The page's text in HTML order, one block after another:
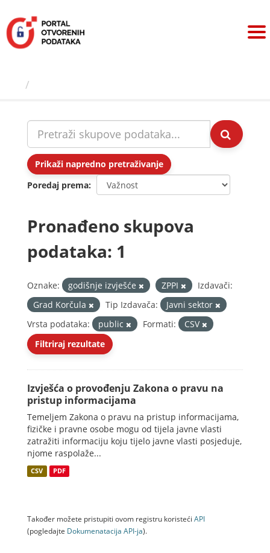
sadržaj
Prikaži napredno pretraživanje
Poredaj prema
Pronađeno skupova
podataka: 1
Oznake: godišnje izvješće ZPPI
Izdavači:
Grad Korčula
Tip Izdavača:
Javni sektor
Vrsta podataka:
public Formati:
CSV
Filtriraj rezultate
Izvješća o provođenju Zakona o pravu na
pristup informacijama
Temeljem Zakona o pravu na pristup informacijama,
fizičke i pravne osobe mogu od tijela javne vlasti
zatražiti informaciju koju tijelo javne vlasti posjeduje,
njome raspolaže...
CSV PDF
Također možete pristupiti ovom registru koristeći API
(pogledajte Dokumenаtаcijа API-jа).